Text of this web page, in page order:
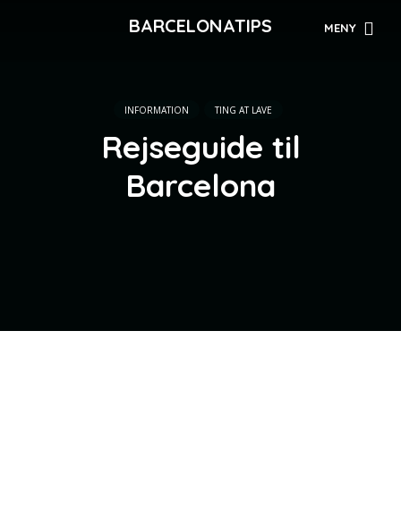
BARCELONATIPS MENY
INFORMATION TING AT LAVE
Rejseguide til
Barcelona